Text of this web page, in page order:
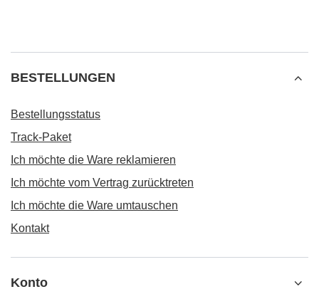
BESTELLUNGEN
Bestellungsstatus
Track-Paket
Ich möchte die Ware reklamieren
Ich möchte vom Vertrag zurücktreten
Ich möchte die Ware umtauschen
Kontakt
Konto